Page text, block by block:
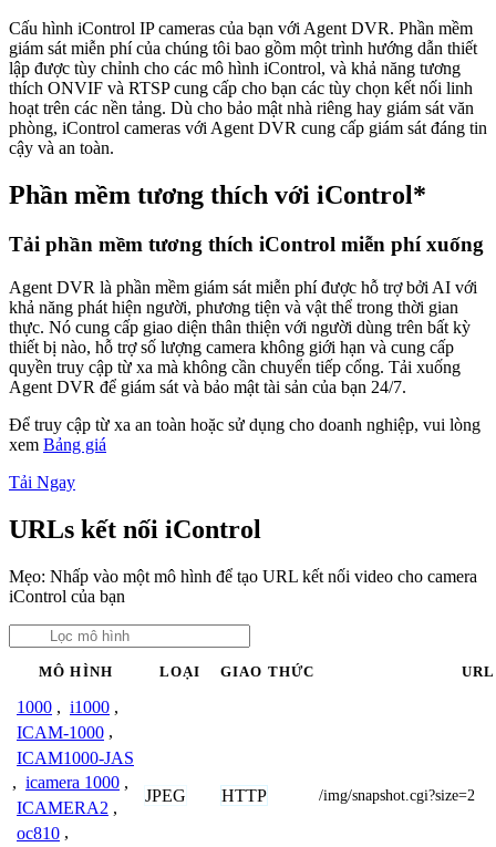
Cấu hình iControl IP cameras của bạn với Agent DVR. Phần mềm
giám sát miễn phí của chúng tôi bao gồm một trình hướng dẫn thiết
lập được tùy chỉnh cho các mô hình iControl, và khả năng tương
thích ONVIF và RTSP cung cấp cho bạn các tùy chọn kết nối linh
hoạt trên các nền tảng. Dù cho bảo mật nhà riêng hay giám sát văn
phòng, iControl cameras với Agent DVR cung cấp giám sát đáng tin
cậy và an toàn.
Phần mềm tương thích với iControl*
Tải phần mềm tương thích iControl miễn phí xuống
Agent DVR là phần mềm giám sát miễn phí được hỗ trợ bởi AI với
khả năng phát hiện người, phương tiện và vật thể trong thời gian
thực. Nó cung cấp giao diện thân thiện với người dùng trên bất kỳ
thiết bị nào, hỗ trợ số lượng camera không giới hạn và cung cấp
quyền truy cập từ xa mà không cần chuyển tiếp cổng. Tải xuống
Agent DVR để giám sát và bảo mật tài sản của bạn 24/7.
Để truy cập từ xa an toàn hoặc sử dụng cho doanh nghiệp, vui lòng
xem Bảng giá
Tải Ngay
URLs kết nối iControl
Mẹo: Nhấp vào một mô hình để tạo URL kết nối video cho camera
iControl của bạn
MÔ HÌNH LOẠI GIAO THỨC URL
1000 , i1000 ,
ICAM-1000 ,
ICAM1000-JAS
, icamera 1000 ,
ICAMERA2 ,
oc810 ,
JPEG HTTP /img/snapshot.cgi?size=2